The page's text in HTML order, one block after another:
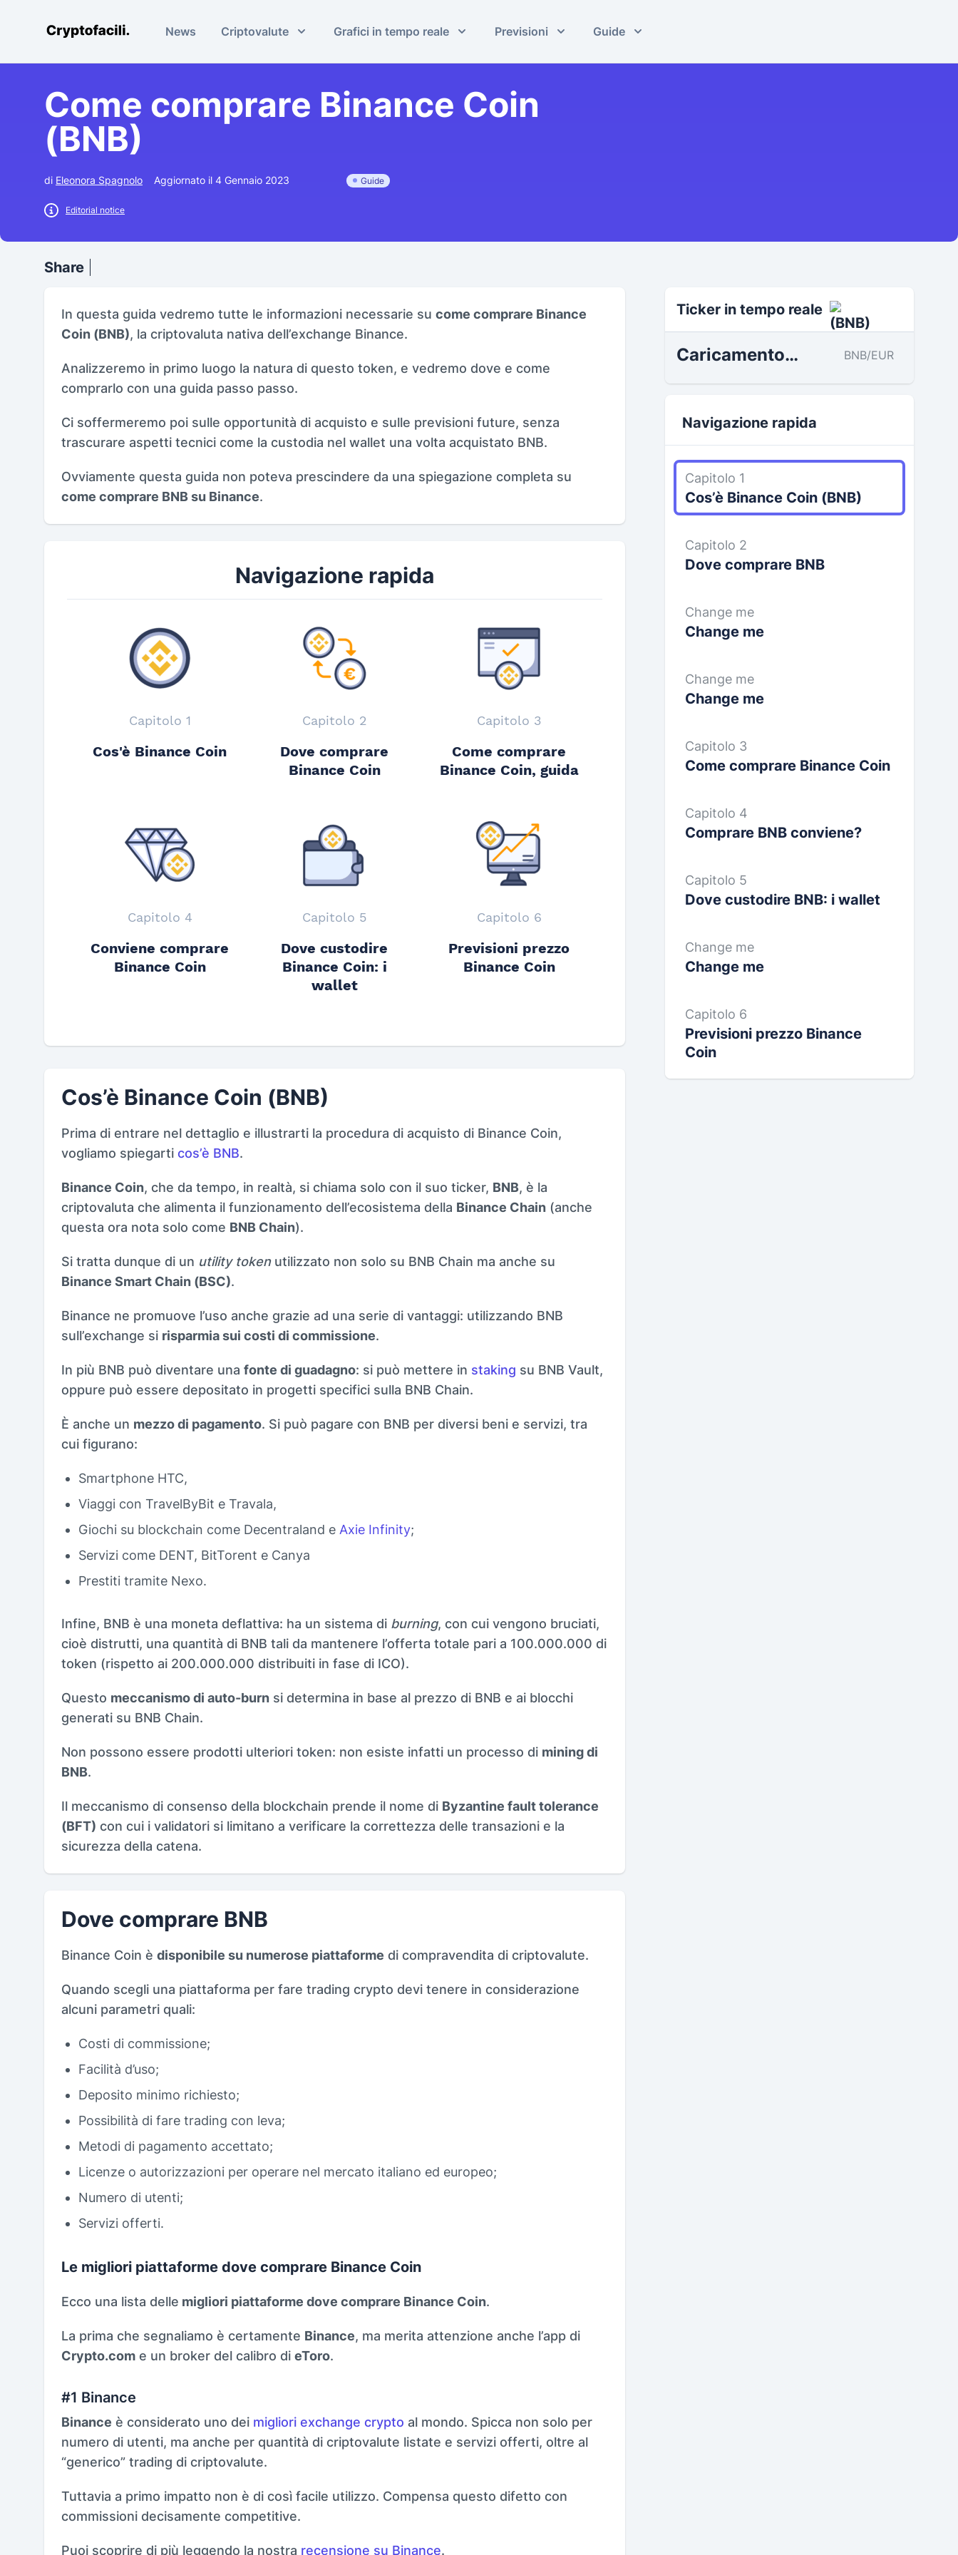
Cryptofacili.com News Criptovalute Grafici in tempo reale Previsioni Guide
Come comprare Binance Coin
(BNB)
di Eleonora Spagnolo Aggiornato il 4 Gennaio 2023 Guide
Editorial notice
Share
In questa guida vedremo tutte le informazioni necessarie su come comprare Binance
Coin (BNB), la criptovaluta nativa dell’exchange Binance.
Analizzeremo in primo luogo la natura di questo token, e vedremo dove e come
comprarlo con una guida passo passo.
Ci soffermeremo poi sulle opportunità di acquisto e sulle previsioni future, senza
trascurare aspetti tecnici come la custodia nel wallet una volta acquistato BNB.
Ovviamente questa guida non poteva prescindere da una spiegazione completa su
come comprare BNB su Binance.
Navigazione rapida
Capitolo 1
Cos'è Binance Coin
Capitolo 2
Dove comprare
Binance Coin
Capitolo 3
Come comprare
Binance Coin, guida
Capitolo 4
Conviene comprare
Binance Coin
Capitolo 5
Dove custodire
Binance Coin: i
wallet
Capitolo 6
Previsioni prezzo
Binance Coin
Cos’è Binance Coin (BNB)
Prima di entrare nel dettaglio e illustrarti la procedura di acquisto di Binance Coin,
vogliamo spiegarti cos’è BNB.
Binance Coin, che da tempo, in realtà, si chiama solo con il suo ticker, BNB, è la
criptovaluta che alimenta il funzionamento dell’ecosistema della Binance Chain (anche
questa ora nota solo come BNB Chain).
Si tratta dunque di un utility tokenutilizzato non solo su BNB Chain ma anche su
Binance Smart Chain (BSC).
Binance ne promuove l’uso anche grazie ad una serie di vantaggi: utilizzando BNB
sull’exchange si risparmia sui costi di commissione.
In più BNB può diventare una fonte di guadagno: si può mettere in staking su BNB Vault,
oppure può essere depositato in progetti specifici sulla BNB Chain.
È anche un mezzo di pagamento. Si può pagare con BNB per diversi beni e servizi, tra
cui figurano:
Smartphone HTC,
Viaggi con TravelByBit e Travala,
Giochi su blockchain come Decentraland e Axie Infinity;
Servizi come DENT, BitTorent e Canya
Prestiti tramite Nexo.
Infine, BNB è una moneta deflattiva: ha un sistema di burning, con cui vengono bruciati,
cioè distrutti, una quantità di BNB tali da mantenere l’offerta totale pari a 100.000.000 di
token (rispetto ai 200.000.000 distribuiti in fase di ICO).
Questo meccanismo di auto-burn si determina in base al prezzo di BNB e ai blocchi
generati su BNB Chain.
Non possono essere prodotti ulteriori token: non esiste infatti un processo di mining di
BNB.
Il meccanismo di consenso della blockchain prende il nome di Byzantine fault tolerance
(BFT) con cui i validatori si limitano a verificare la correttezza delle transazioni e la
sicurezza della catena.
Dove comprare BNB
Binance Coin è disponibile su numerose piattaforme di compravendita di criptovalute.
Quando scegli una piattaforma per fare trading crypto devi tenere in considerazione
alcuni parametri quali:
Costi di commissione;
Facilità d’uso;
Deposito minimo richiesto;
Possibilità di fare trading con leva;
Metodi di pagamento accettato;
Licenze o autorizzazioni per operare nel mercato italiano ed europeo;
Numero di utenti;
Servizi offerti.
Le migliori piattaforme dove comprare Binance Coin
Ecco una lista delle migliori piattaforme dove comprare Binance Coin.
La prima che segnaliamo è certamente Binance, ma merita attenzione anche l’app di
Crypto.com e un broker del calibro di eToro.
#1 Binance
Binance è considerato uno dei migliori exchange crypto al mondo. Spicca non solo per
numero di utenti, ma anche per quantità di criptovalute listate e servizi offerti, oltre al
“generico” trading di criptovalute.
Tuttavia a primo impatto non è di così facile utilizzo. Compensa questo difetto con
commissioni decisamente competitive.
Puoi scoprire di più leggendo la nostra recensione su Binance.
Ticker in tempo reale
Caricamento… BNB/EUR
Navigazione rapida
Capitolo 1
Cos’è Binance Coin (BNB)
Capitolo 2
Dove comprare BNB
Change me
Change me
Change me
Change me
Capitolo 3
Come comprare Binance Coin
Capitolo 4
Comprare BNB conviene?
Capitolo 5
Dove custodire BNB: i wallet
Change me
Change me
Capitolo 6
Previsioni prezzo Binance
Coin